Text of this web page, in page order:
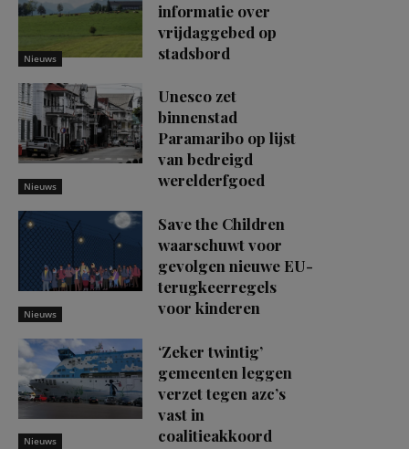
Nieuws
informatie over
vrijdaggebed op
stadsbord
Nieuws
Unesco zet
binnenstad
Paramaribo op lijst
van bedreigd
werelderfgoed
Nieuws
Save the Children
waarschuwt voor
gevolgen nieuwe EU-
terugkeerregels
voor kinderen
Nieuws
‘Zeker twintig’
gemeenten leggen
verzet tegen azc’s
vast in
coalitieakkoord